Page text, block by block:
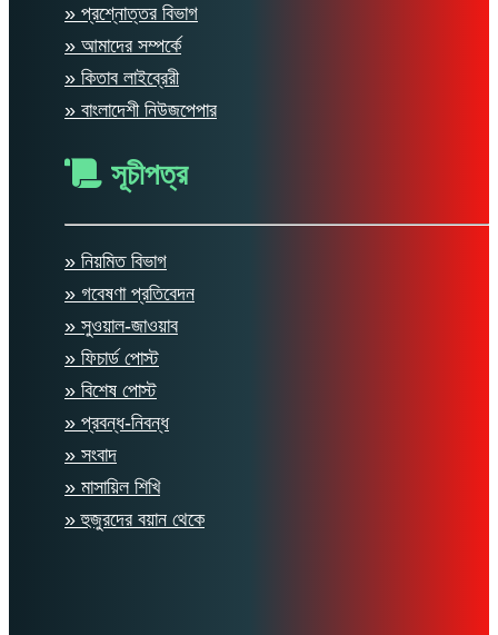
» প্রশ্নোত্তর বিভাগ
» আমাদের সম্পর্কে
» কিতাব লাইব্রেরী
» বাংলাদেশী নিউজপেপার
সূচীপত্র
» নিয়মিত বিভাগ
» গবেষণা প্রতিবেদন
» সুওয়াল-জাওয়াব
» ফিচার্ড পোস্ট
» বিশেষ পোস্ট
» প্রবন্ধ-নিবন্ধ
» সংবাদ
» মাসায়িল শিখি
» হুজুরদের বয়ান থেকে